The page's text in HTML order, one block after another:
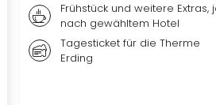
Frühstück und weitere Extras,
nach gewähltem Hotel
Tagesticket für die Therme
Erding